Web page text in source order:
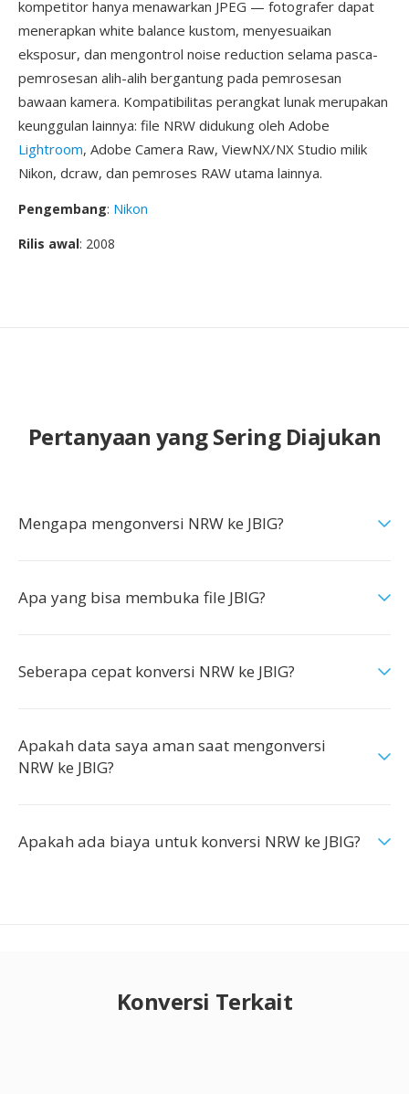
kompetitor hanya menawarkan JPEG — fotografer dapat
menerapkan white balance kustom, menyesuaikan
eksposur, dan mengontrol noise reduction selama pasca-
pemrosesan alih-alih bergantung pada pemrosesan
bawaan kamera. Kompatibilitas perangkat lunak merupakan
keunggulan lainnya: file NRW didukung oleh Adobe
Lightroom, Adobe Camera Raw, ViewNX/NX Studio milik
Nikon, dcraw, dan pemroses RAW utama lainnya.
Pengembang: Nikon
Rilis awal: 2008
Pertanyaan yang Sering Diajukan
Mengapa mengonversi NRW ke JBIG?
Apa yang bisa membuka file JBIG?
Seberapa cepat konversi NRW ke JBIG?
Apakah data saya aman saat mengonversi
NRW ke JBIG?
Apakah ada biaya untuk konversi NRW ke JBIG?
Konversi Terkait